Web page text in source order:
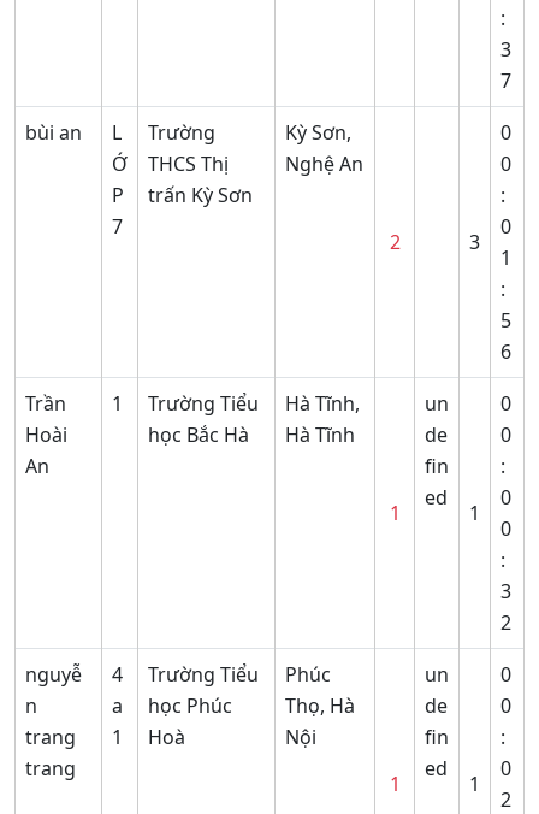
:
3
7
bùi an
L
Ớ
P
7
Trường
THCS Thị
trấn Kỳ Sơn
Kỳ Sơn,
Nghệ An
2 3
0
0
:
0
1
:
5
6
Trần
Hoài
An
1
Trường Tiểu
học Bắc Hà
Hà Tĩnh,
Hà Tĩnh
1
un
de
fin
ed
1
0
0
:
0
0
:
3
2
nguyễ
n
trang
trang
4
a
1
Trường Tiểu
học Phúc
Hoà
Phúc
Thọ, Hà
Nội
1
un
de
fin
ed
1
0
0
:
0
2